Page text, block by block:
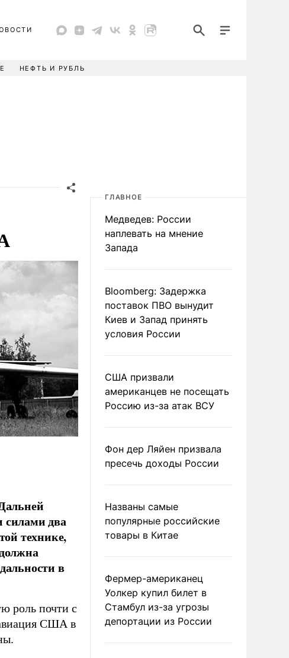
НЕФТЬ И РУБЛЬ
силами два
технике,
в
роль почти с
США в
ГЛАВНОЕ
Медведев: России
наплевать на мнение
Запада
Bloomberg: Задержка
поставок ПВО вынудит
Киев и Запад принять
условия России
США призвали
американцев не посещать
Россию из-за атак ВСУ
Фон дер Ляйен призвала
пресечь доходы России
Названы самые
популярные российские
товары в Китае
Фермер-американец
Уолкер купил билет в
Стамбул из-за угрозы
депортации из России